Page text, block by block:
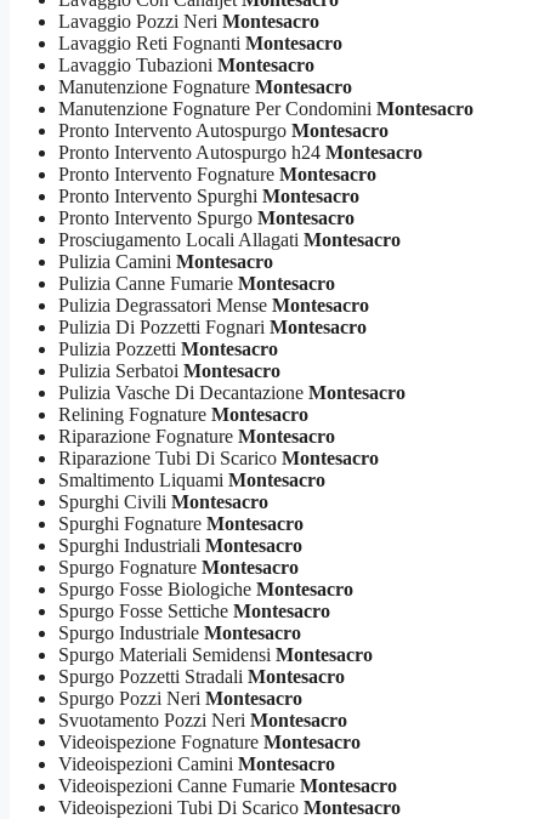
Lavaggio Pozzi Neri Montesacro
Lavaggio Reti Fognanti Montesacro
Lavaggio Tubazioni Montesacro
Manutenzione Fognature Montesacro
Manutenzione Fognature Per Condomini Montesacro
Pronto Intervento Autospurgo Montesacro
Pronto Intervento Autospurgo h24 Montesacro
Pronto Intervento Fognature Montesacro
Pronto Intervento Spurghi Montesacro
Pronto Intervento Spurgo Montesacro
Prosciugamento Locali Allagati Montesacro
Pulizia Camini Montesacro
Pulizia Canne Fumarie Montesacro
Pulizia Degrassatori Mense Montesacro
Pulizia Di Pozzetti Fognari Montesacro
Pulizia Pozzetti Montesacro
Pulizia Serbatoi Montesacro
Pulizia Vasche Di Decantazione Montesacro
Relining Fognature Montesacro
Riparazione Fognature Montesacro
Riparazione Tubi Di Scarico Montesacro
Smaltimento Liquami Montesacro
Spurghi Civili Montesacro
Spurghi Fognature Montesacro
Spurghi Industriali Montesacro
Spurgo Fognature Montesacro
Spurgo Fosse Biologiche Montesacro
Spurgo Fosse Settiche Montesacro
Spurgo Industriale Montesacro
Spurgo Materiali Semidensi Montesacro
Spurgo Pozzetti Stradali Montesacro
Spurgo Pozzi Neri Montesacro
Svuotamento Pozzi Neri Montesacro
Videoispezione Fognature Montesacro
Videoispezioni Camini Montesacro
Videoispezioni Canne Fumarie Montesacro
Videoispezioni Tubi Di Scarico Montesacro